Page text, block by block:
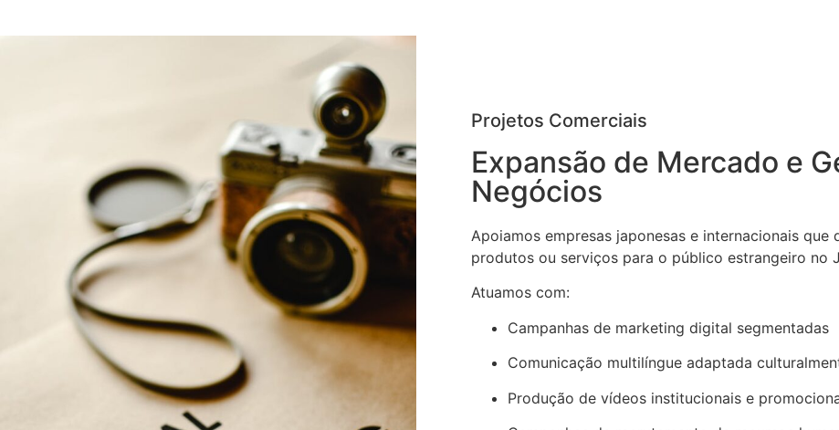
Projetos Comerciais
Expansão de Mercado e
Negócios
Apoiamos empresas japonesas e internacionais que
produtos ou serviços para o público estrangeiro no
Atuamos com:
Campanhas de marketing digital segmentadas
Comunicação multilíngue adaptada
Produção de vídeos institucionais e